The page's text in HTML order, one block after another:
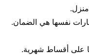
نفسها هي الضمان.
على أقساط شهرية.